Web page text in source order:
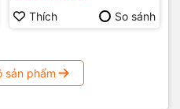
Thích So sánh
sản phẩm